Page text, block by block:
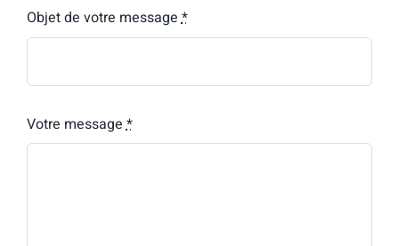
Objet de votre message*
Votre message*